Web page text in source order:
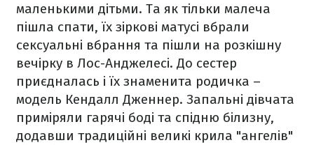
маленькими дітьми. Та як тільки малеча
пішла спати, їх зіркові матусі вбрали
сексуальні вбрання та пішли на розкішну
вечірку в Лос-Анджелесі. До сестер
приєдналась і їх знаменита родичка –
модель Кендалл Дженнер. Запальні дівчата
приміряли гарячі боді та спідню білизну,
додавши традиційні великі крила "ангелів"